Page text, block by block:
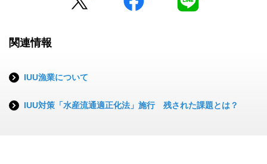
関連情報
IUU漁業について
IUU対策「水産流通適正化法」施行 残された課題とは？